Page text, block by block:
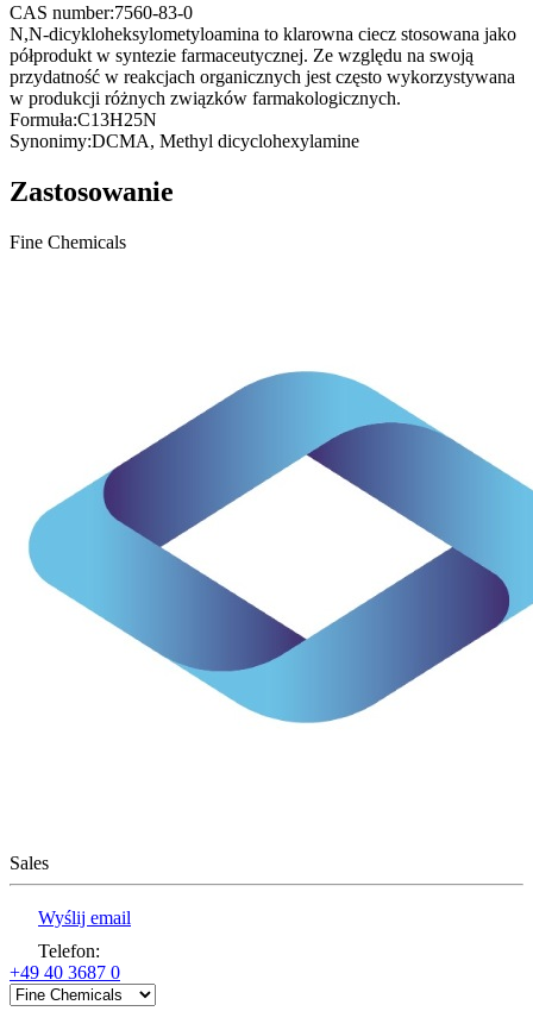
CAS number:7560-83-0
N,N-dicykloheksylometyloamina to klarowna ciecz stosowana jako
półprodukt w syntezie farmaceutycznej. Ze względu na swoją
przydatność w reakcjach organicznych jest często wykorzystywana
w produkcji różnych związków farmakologicznych.
Formuła:C13H25N
Synonimy:DCMA, Methyl dicyclohexylamine
Zastosowanie
Fine Chemicals
Sales
Wyślij email
Telefon:
+49 40 3687 0